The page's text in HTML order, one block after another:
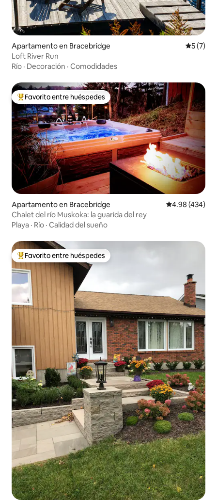
Apartamento en Bracebridge
5 (7)
Loft River Run
Río · Decoración · Comodidades
Favorito entre huéspedes preferido
Favorito entre huéspedes
Apartamento en Bracebridge Calificación
4.98 (434)
Chalet del río Muskoka: la guarida del rey
Playa · Río · Calidad del sueño
Favorito entre huéspedes preferido
Favorito entre huéspedes